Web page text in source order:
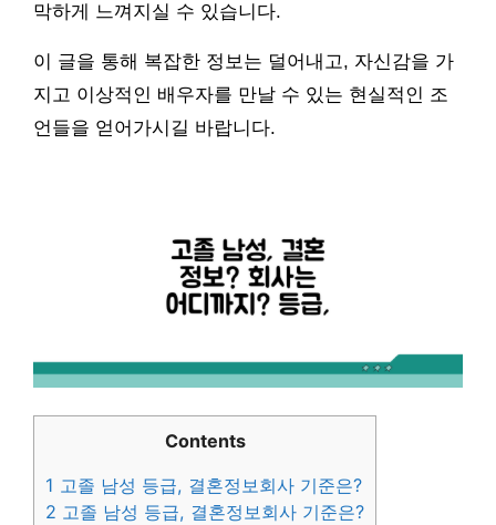
막하게 느껴지실 수 있습니다.
이 글을 통해 복잡한 정보는 덜어내고, 자신감을 가
지고 이상적인 배우자를 만날 수 있는 현실적인 조
언들을 얻어가시길 바랍니다.
Contents
1 고졸 남성 등급, 결혼정보회사 기준은?
2 고졸 남성 등급, 결혼정보회사 기준은?